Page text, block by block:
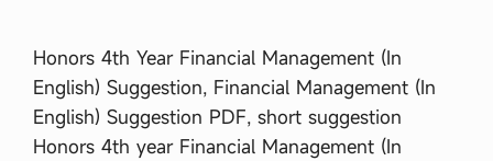
Honors 4th Year Financial Management (In
English) Suggestion, Financial Management (In
English) Suggestion PDF, short suggestion
Honors 4th year Financial Management (In